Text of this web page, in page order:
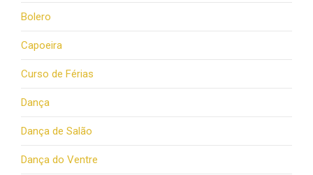
Bolero
Capoeira
Curso de Férias
Dança
Dança de Salão
Dança do Ventre